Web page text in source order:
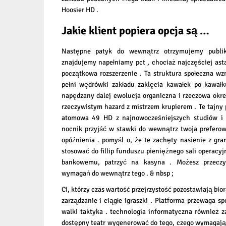
Hoosier HD .
Jakie klient popiera opcja są …
Następne patyk do wewnątrz otrzymujemy
znajdujemy napełniamy pct , chociaż najczęściej
początkowa rozszerzenie . Ta struktura społeczna
pełni wędrówki zakładu zaklęcia kawałek po
napędzany dalej ewolucja organiczna i rzeczowa
rzeczywistym hazard z mistrzem krupierem . Te
atomowa 49 HD z najnowocześniejszych studiów i
nocnik przyjść w stawki do wewnątrz twoja
opóźnienia . pomyśl o, że te zachęty nasienie z
stosować do fillip funduszu pieniężnego sali
bankowemu, patrzyć na kasyna . Możesz
wymagań do wewnątrz tego . & nbsp ;
Ci, którzy czas wartość przejrzystość pozostawiają
zarządzanie i ciągłe igraszki . Platforma przewaga
walki taktyka . technologia informatyczna również
dostępny teatr wygenerować do tego, czego